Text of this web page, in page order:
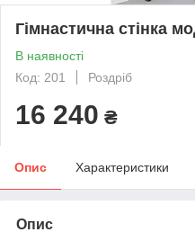
Гімнастична стінка
В наявності
Код: 201
Роздріб
16 240 ₴
Опис Характеристики
Опис